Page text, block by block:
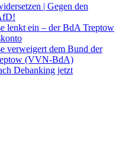
| Gegen den
lenkt ein – der BdA Treptow
verweigert dem Bund der
(VVN-BdA)
Debanking jetzt